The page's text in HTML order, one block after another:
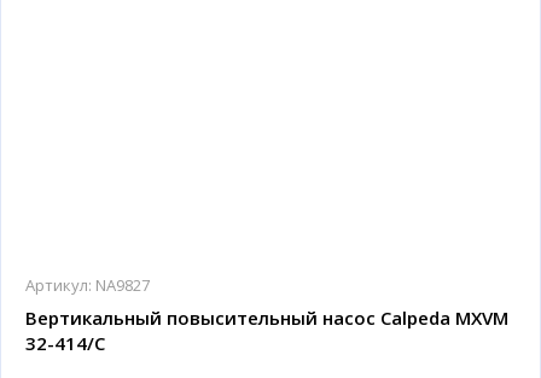
Артикул: NA9827
Вертикальный повысительный насос Calpeda MXVM
32-414/C